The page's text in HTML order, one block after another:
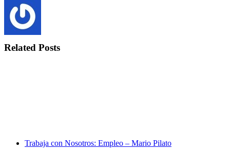
Related Posts
Trabaja con Nosotros: Empleo – Mario Pilato